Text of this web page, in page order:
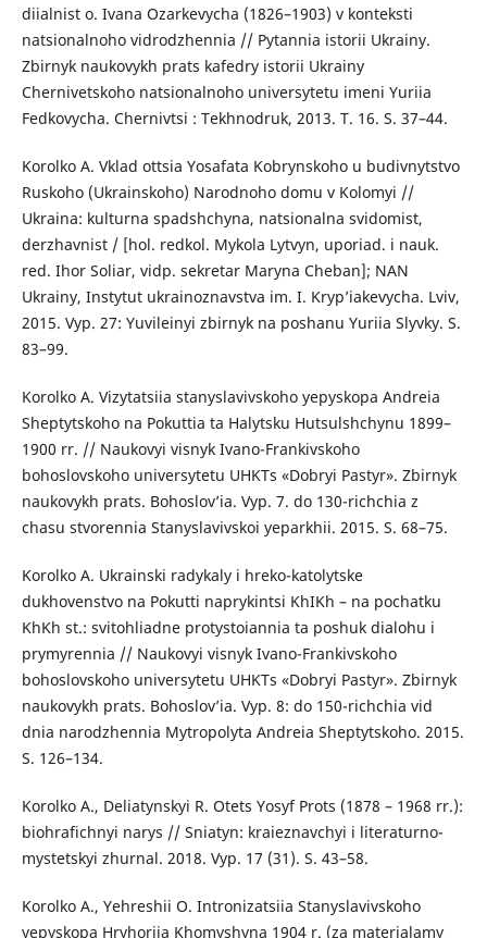
diialnist o. Ivana Ozarkevycha (1826–1903) v konteksti
natsionalnoho vidrodzhennia // Pytannia istorii Ukrainy.
Zbirnyk naukovykh prats kafedry istorii Ukrainy
Chernivetskoho natsionalnoho universytetu imeni Yuriia
Fedkovycha. Chernivtsi : Tekhnodruk, 2013. T. 16. S. 37–44.
Korolko A. Vklad ottsia Yosafata Kobrynskoho u budivnytstvo
Ruskoho (Ukrainskoho) Narodnoho domu v Kolomyi //
Ukraina: kulturna spadshchyna, natsionalna svidomist,
derzhavnist / [hol. redkol. Mykola Lytvyn, uporiad. i nauk.
red. Ihor Soliar, vidp. sekretar Maryna Cheban]; NAN
Ukrainy, Instytut ukrainoznavstva im. I. Kryp’iakevycha. Lviv,
2015. Vyp. 27: Yuvileinyi zbirnyk na poshanu Yuriia Slyvky. S.
83–99.
Korolko A. Vizytatsiia stanyslavivskoho yepyskopa Andreia
Sheptytskoho na Pokuttia ta Halytsku Hutsulshchynu 1899–
1900 rr. // Naukovyi visnyk Ivano-Frankivskoho
bohoslovskoho universytetu UHKTs «Dobryi Pastyr». Zbirnyk
naukovykh prats. Bohoslov’ia. Vyp. 7. do 130-richchia z
chasu stvorennia Stanyslavivskoi yeparkhii. 2015. S. 68–75.
Korolko A. Ukrainski radykaly i hreko-katolytske
dukhovenstvo na Pokutti naprykintsi KhIKh – na pochatku
KhKh st.: svitohliadne protystoiannia ta poshuk dialohu i
prymyrennia // Naukovyi visnyk Ivano-Frankivskoho
bohoslovskoho universytetu UHKTs «Dobryi Pastyr». Zbirnyk
naukovykh prats. Bohoslov’ia. Vyp. 8: do 150-richchia vid
dnia narodzhennia Mytropolyta Andreia Sheptytskoho. 2015.
S. 126–134.
Korolko A., Deliatynskyi R. Otets Yosyf Prots (1878 – 1968 rr.):
biohrafichnyi narys // Sniatyn: kraieznavchyi i literaturno-
mystetskyi zhurnal. 2018. Vyp. 17 (31). S. 43–58.
Korolko A., Yehreshii O. Intronizatsiia Stanyslavivskoho
yepyskopa Hryhoriia Khomyshyna 1904 r. (za materialamy